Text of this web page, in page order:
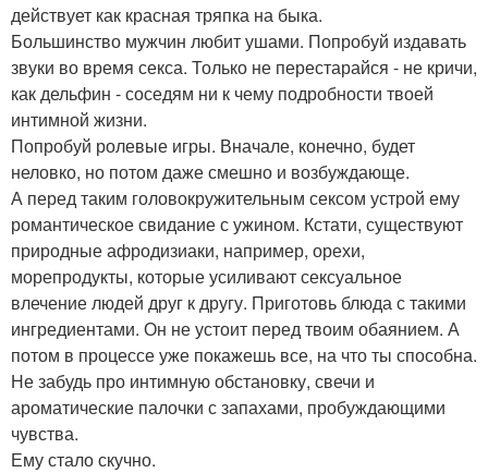
действует как красная тряпка на быка.
Большинство мужчин любит ушами. Попробуй издавать
звуки во время секса. Только не перестарайся - не кричи,
как дельфин - соседям ни к чему подробности твоей
интимной жизни.
Попробуй ролевые игры. Вначале, конечно, будет
неловко, но потом даже смешно и возбуждающе.
А перед таким головокружительным сексом устрой ему
романтическое свидание с ужином. Кстати, существуют
природные афродизиаки, например, орехи,
морепродукты, которые усиливают сексуальное
влечение людей друг к другу. Приготовь блюда с такими
ингредиентами. Он не устоит перед твоим обаянием. А
потом в процессе уже покажешь все, на что ты способна.
Не забудь про интимную обстановку, свечи и
ароматические палочки с запахами, пробуждающими
чувства.
Ему стало скучно.